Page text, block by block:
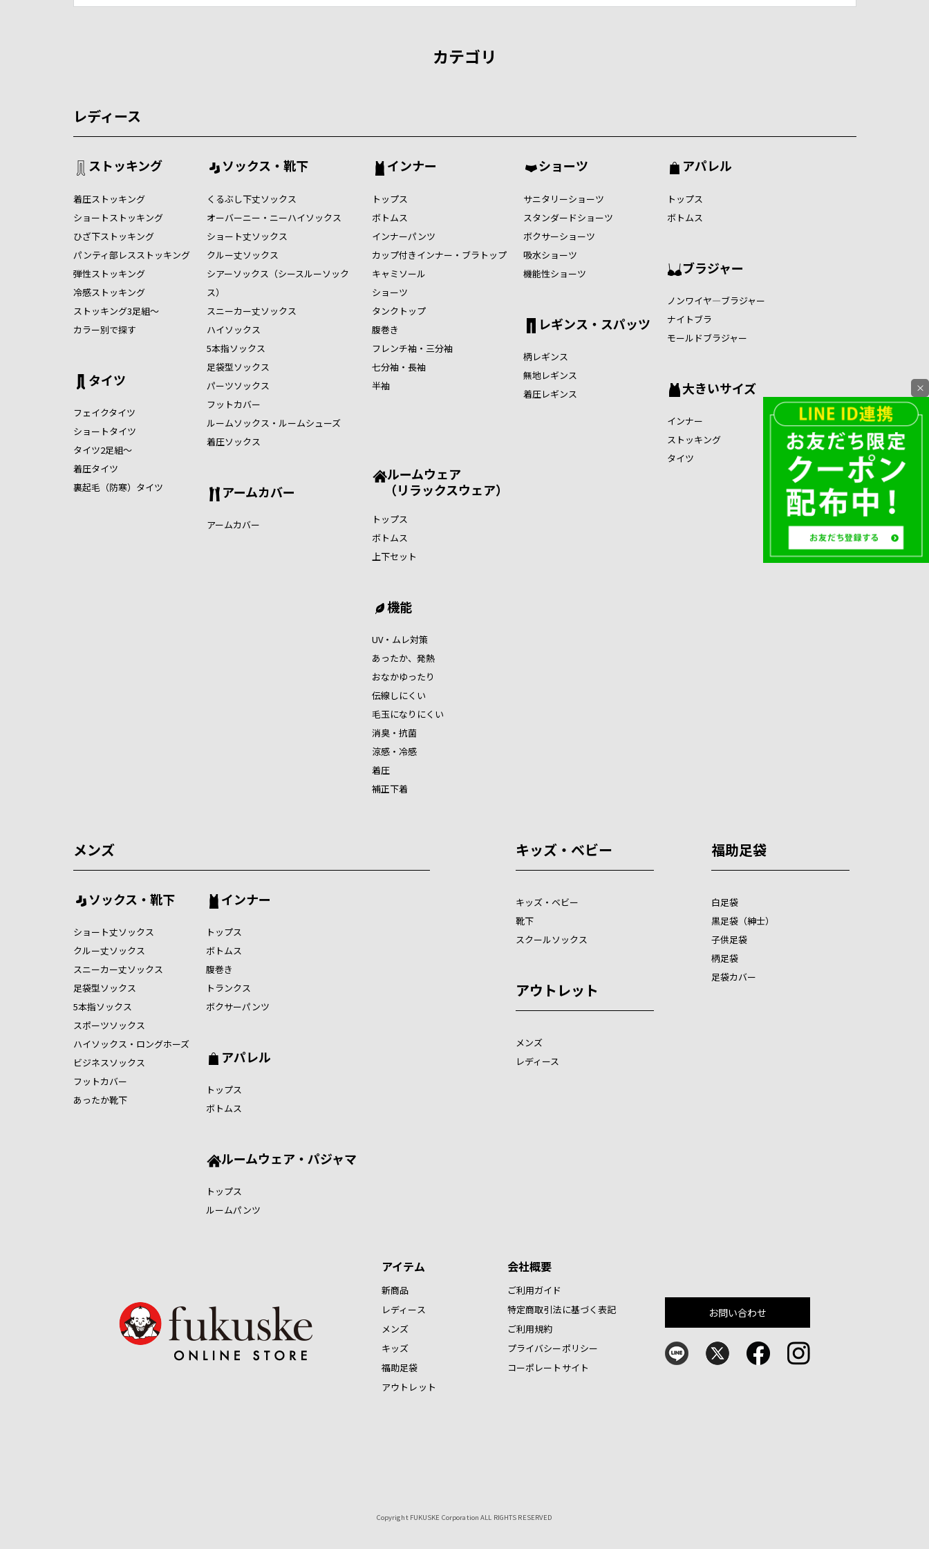
カテゴリ
レディース
ストッキング
着圧ストッキング
ショートストッキング
ひざ下ストッキング
パンティ部レスストッキング
弾性ストッキング
冷感ストッキング
ストッキング3足組～
カラー別で探す
タイツ
フェイクタイツ
ショートタイツ
タイツ2足組～
着圧タイツ
裏起毛（防寒）タイツ
ソックス・靴下
くるぶし下丈ソックス
オーバーニー・ニーハイソックス
ショート丈ソックス
クルー丈ソックス
シアーソックス（シースルーソック
ス）
スニーカー丈ソックス
ハイソックス
5本指ソックス
足袋型ソックス
パーツソックス
フットカバー
ルームソックス・ルームシューズ
着圧ソックス
アームカバー
アームカバー
インナー
トップス
ボトムス
インナーパンツ
カップ付きインナー・ブラトップ
キャミソール
ショーツ
タンクトップ
腹巻き
フレンチ袖・三分袖
七分袖・長袖
半袖
ショーツ
サニタリーショーツ
スタンダードショーツ
ボクサーショーツ
吸水ショーツ
機能性ショーツ
レギンス・スパッツ
柄レギンス
無地レギンス
着圧レギンス
アパレル
トップス
ボトムス
ブラジャー
ノンワイヤ―ブラジャー
ナイトブラ
モールドブラジャー
大きいサイズ
インナー
ストッキング
タイツ
ルームウェア
（リラックスウェア）
トップス
ボトムス
上下セット
機能
UV・ムレ対策
あったか、発熱
おなかゆったり
伝線しにくい
毛玉になりにくい
消臭・抗菌
涼感・冷感
着圧
補正下着
メンズ
ソックス・靴下
ショート丈ソックス
クルー丈ソックス
スニーカー丈ソックス
足袋型ソックス
5本指ソックス
スポーツソックス
ハイソックス・ロングホーズ
ビジネスソックス
フットカバー
あったか靴下
インナー
トップス
ボトムス
腹巻き
トランクス
ボクサーパンツ
アパレル
トップス
ボトムス
ルームウェア・パジャマ
トップス
ルームパンツ
キッズ・ベビー
キッズ・ベビー
靴下
スクールソックス
アウトレット
メンズ
レディース
福助足袋
白足袋
黒足袋（紳士）
子供足袋
柄足袋
足袋カバー
アイテム
新商品
レディース
メンズ
キッズ
福助足袋
アウトレット
会社概要
ご利用ガイド
特定商取引法に基づく表記
ご利用規約
プライバシーポリシー
コーポレートサイト
お問い合わせ
Copyright FUKUSKE Corporation ALL RIGHTS RESERVED
×